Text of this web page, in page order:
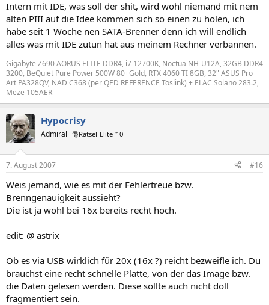
Intern mit IDE, was soll der shit, wird wohl niemand mit nem
alten PIII auf die Idee kommen sich so einen zu holen, ich
habe seit 1 Woche nen SATA-Brenner denn ich will endlich
alles was mit IDE zutun hat aus meinem Rechner verbannen.
Gigabyte Z690 AORUS ELITE DDR4, i7 12700K, Noctua NH-U12A, 32GB DDR4
3200, BeQuiet Pure Power 500W 80+Gold, RTX 4060 TI 8GB, 32" ASUS Pro
Art PA328QV, NAD C368 (per QED REFERENCE Toslink) + ELAC Solano 283.2,
Meze 105AER
Hypocrisy
Admiral 🎅Rätsel-Elite ’10
7. August 2007 #16
Weis jemand, wie es mit der Fehlertreue bzw.
Brenngenauigkeit aussieht?
Die ist ja wohl bei 16x bereits recht hoch.
edit: @ astrix
Ob es via USB wirklich für 20x (16x ?) reicht bezweifle ich. Du
brauchst eine recht schnelle Platte, von der das Image bzw.
die Daten gelesen werden. Diese sollte auch nicht doll
fragmentiert sein.